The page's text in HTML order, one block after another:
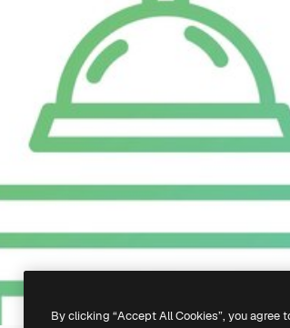
By clicking “Accept All Cookies”, you